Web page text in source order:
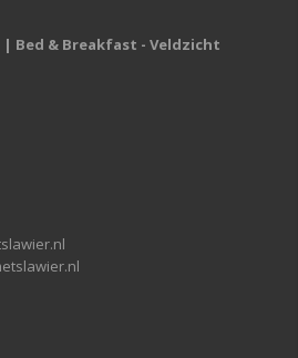
Bed & Breakfast - Veldzicht